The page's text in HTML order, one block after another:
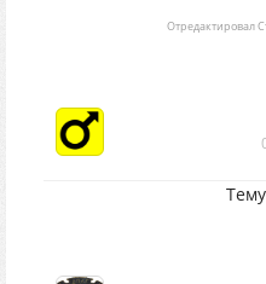
Отредактировал